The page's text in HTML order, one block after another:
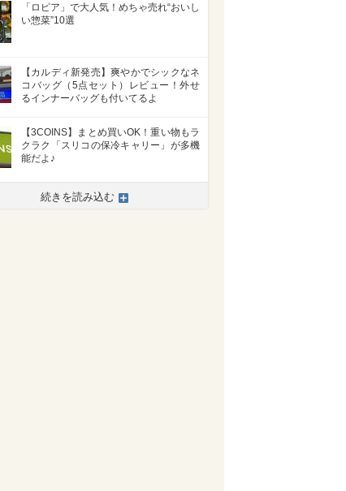
「ロピア」で大人気！めちゃ売れ“おいし
い惣菜”10選
【カルディ新発売】爽やかでシックなネ
コバッグ（5点セット）レビュー！外せ
るインナーバッグも付いてるよ
【3COINS】まとめ買いOK！重い物もラ
クラク「スリコの保冷キャリー」が多機
能だよ♪
続きを読み込む